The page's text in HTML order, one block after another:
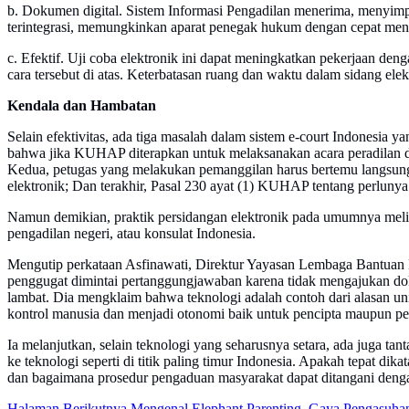
b. Dokumen digital. Sistem Informasi Pengadilan menerima,
terintegrasi, memungkinkan aparat penegak hukum dengan cepat
c. Efektif. Uji coba elektronik ini dapat meningkatkan pekerjaan
cara tersebut di atas. Keterbatasan ruang dan waktu dalam sidang
Kendala dan Hambatan
Selain efektivitas, ada tiga masalah dalam sistem e-court Indonesia
bahwa jika KUHAP diterapkan untuk melaksanakan acara
Kedua, petugas yang melakukan pemanggilan harus bertemu
elektronik; Dan terakhir, Pasal 230 ayat (1) KUHAP tentang
Namun demikian, praktik persidangan elektronik pada umumnya
pengadilan negeri, atau konsulat Indonesia.
Mengutip perkataan Asfinawati, Direktur Yayasan Lembaga
penggugat dimintai pertanggungjawaban karena tidak mengajukan
lambat. Dia mengklaim bahwa teknologi adalah contoh dari alasan
kontrol manusia dan menjadi otonomi baik untuk pencipta maupun
Ia melanjutkan, selain teknologi yang seharusnya setara, ada juga
ke teknologi seperti di titik paling timur Indonesia. Apakah tepat
dan bagaimana prosedur pengaduan masyarakat dapat ditangani